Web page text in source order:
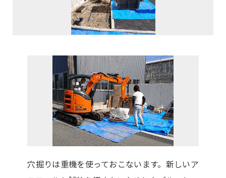
穴掘りは重機を使っておこないます。新しいア